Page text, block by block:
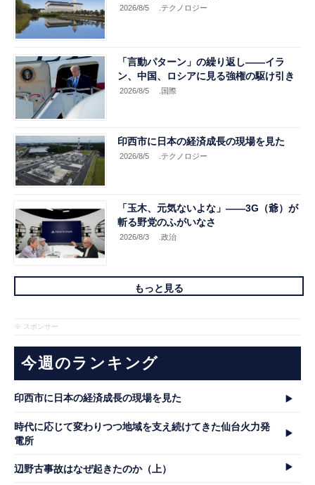
2026/8/5 .テクノロジー
「言動パターン」の繰り返し――イラ
ン、中国、ロシアに見る強権の駆け引き
2026/8/5 .国際
印西市に日本の経済成長の現場を見た
2026/8/5 .テクノロジー
「玉木、元気ないよな」――3G（爺）が
斬る野党のふがいなさ
2026/8/3 .政治
もっと見る
※ スポンサー
今週のランキング
印西市に日本の経済成長の現場を見た
時代に応じて変わりつつ地域を支え続けてきた仙台火力発
電所
辺野古事故はなぜ起きたのか（上）